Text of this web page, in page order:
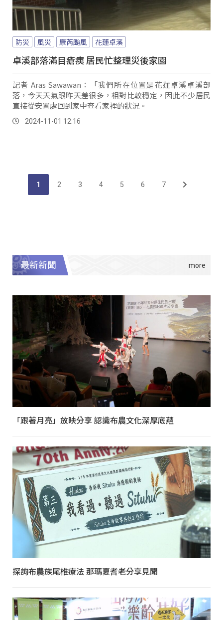
防災 風災 康芮颱風 花蓮卓溪
卓溪部落滿目瘡痍 居民忙整理災後家園
記者 Aras Sawawan：「我們所在位置是花蓮卓溪卓溪部
落，今天天氣跟昨天差很多，相對比較穩定，因此不少居民
直接從安置處回到家中查看家裡的狀況。
2024-11-01 12:16
1 2 3 4 5 6 7
最新新聞
「跟著月亮」放映分享 認識布農文化深厚底蘊
探詢布農族尾椎療法 那瑪夏耆老分享見聞